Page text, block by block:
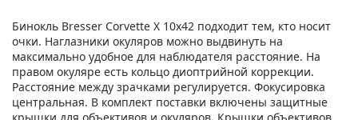
Бинокль Bresser Corvette X 10x42 подходит тем, кто носит
очки. Наглазники окуляров можно выдвинуть на
максимально удобное для наблюдателя расстояние. На
правом окуляре есть кольцо диоптрийной коррекции.
Расстояние между зрачками регулируется. Фокусировка
центральная. В комплект поставки включены защитные